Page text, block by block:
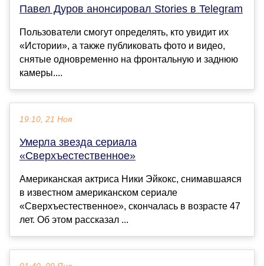
Павел Дуров анонсировал Stories в Telegram
Пользователи смогут определять, кто увидит их
«Истории», а также публиковать фото и видео,
снятые одновременно на фронтальную и заднюю
камеры....
19:10, 21 Ноя
Умерла звезда сериала
«Сверхъестественное»
Американская актриса Ники Эйкокс, снимавшаяся
в известном американском сериале
«Сверхъестественное», скончалась в возрасте 47
лет. Об этом рассказал ...